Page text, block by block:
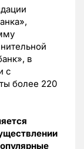
в
с
более 220